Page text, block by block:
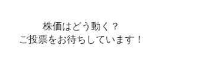
株価はどう動く？
ご投票をお待ちしています！